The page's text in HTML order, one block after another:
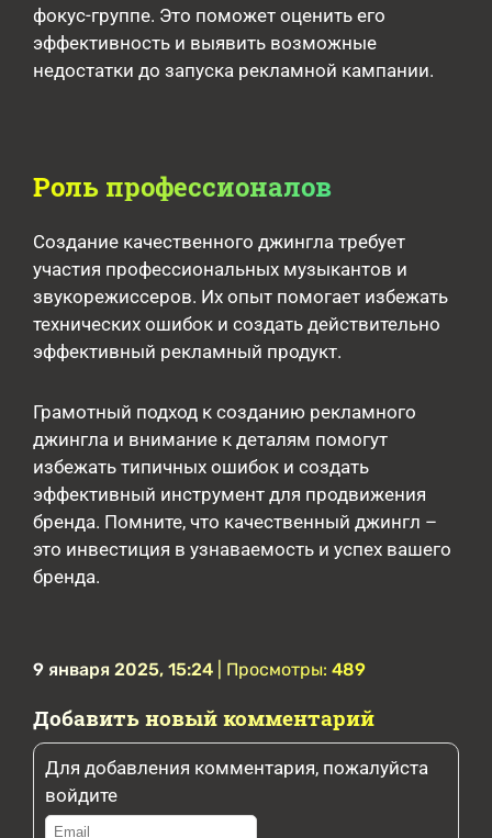
фокус-группе. Это поможет оценить его
эффективность и выявить возможные
недостатки до запуска рекламной кампании.
Роль профессионалов
Создание качественного джингла требует
участия профессиональных музыкантов и
звукорежиссеров. Их опыт помогает избежать
технических ошибок и создать действительно
эффективный рекламный продукт.
Грамотный подход к созданию рекламного
джингла и внимание к деталям помогут
избежать типичных ошибок и создать
эффективный инструмент для продвижения
бренда. Помните, что качественный джингл –
это инвестиция в узнаваемость и успех вашего
бренда.
9 января 2025, 15:24 | Просмотры: 489
Добавить новый комментарий
Для добавления комментария, пожалуйста
войдите